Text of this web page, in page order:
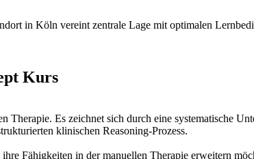
in Köln vereint zentrale Lage mit optimalen
Kurs
Es zeichnet sich durch eine systematische
klinischen Reasoning-Prozess.
Fähigkeiten in der manuellen Therapie erweitern